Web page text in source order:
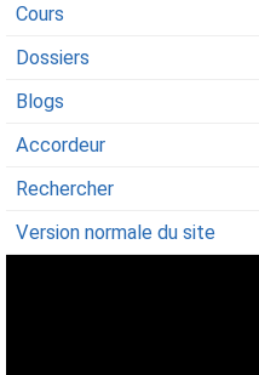
Cours
Dossiers
Blogs
Accordeur
Rechercher
Version normale du site